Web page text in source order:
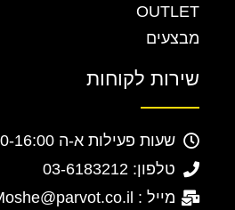
OUTLET
מבצעים
שירות לקוחות
שעות פעילות א-ה 10:00-16:00
טלפון: 03-6183212
מייל : Moshe@parvot.co.il